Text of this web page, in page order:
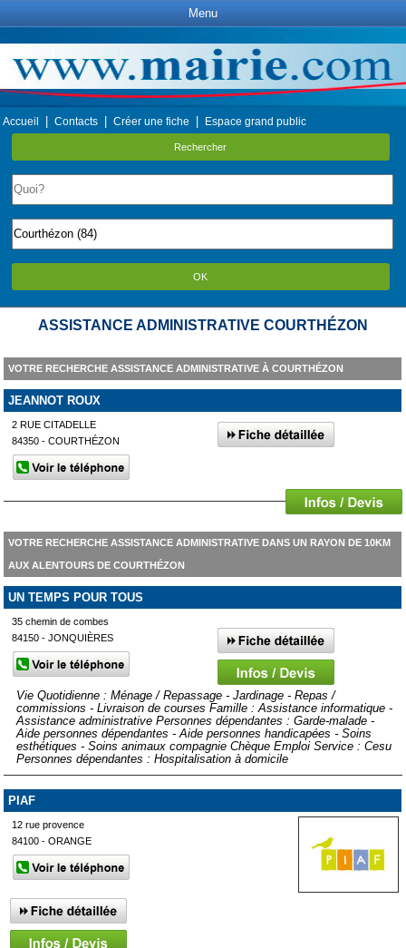
Menu
Accueil Contacts Créer une fiche Espace grand public
Rechercher
OK
ASSISTANCE ADMINISTRATIVE COURTHÉZON
VOTRE RECHERCHE ASSISTANCE ADMINISTRATIVE À COURTHÉZON
JEANNOT ROUX
2 RUE CITADELLE
84350 - COURTHÉZON
VOTRE RECHERCHE ASSISTANCE ADMINISTRATIVE DANS UN RAYON DE 10KM
AUX ALENTOURS DE COURTHÉZON
UN TEMPS POUR TOUS
35 chemin de combes
84150 - JONQUIÈRES
Vie Quotidienne : Ménage / Repassage - Jardinage - Repas /
commissions - Livraison de courses Famille : Assistance informatique -
Assistance administrative Personnes dépendantes : Garde-malade -
Aide personnes dépendantes - Aide personnes handicapées - Soins
esthétiques - Soins animaux compagnie Chèque Emploi Service : Cesu
Personnes dépendantes : Hospitalisation à domicile
PIAF
12 rue provence
84100 - ORANGE